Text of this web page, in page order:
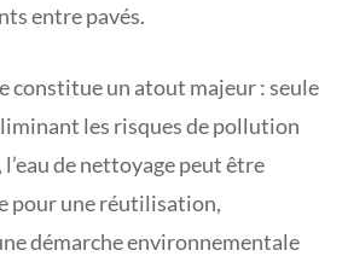
entre pavés.
constitue un atout majeur : seule
les risques de pollution
de nettoyage peut être
pour une réutilisation,
démarche environnementale